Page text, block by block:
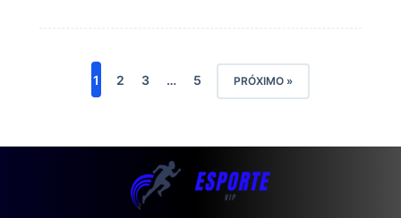
1 2 3 … 5 PRÓXIMO »